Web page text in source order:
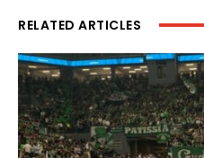
RELATED ARTICLES